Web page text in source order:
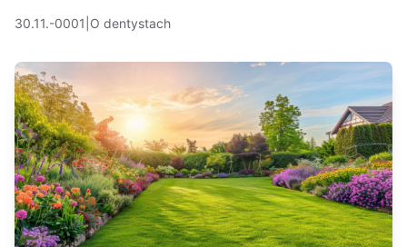
30.11.-0001 O dentystach